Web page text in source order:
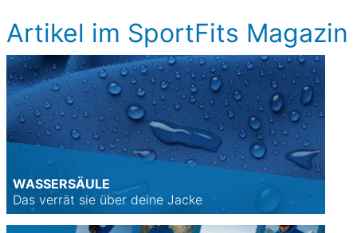
Artikel im SportFits Magazin
WASSERSÄULE
Das verrät sie über deine Jacke